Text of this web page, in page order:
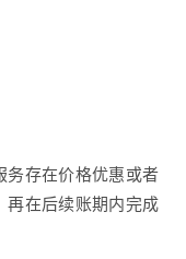
存在价格优惠或者
再在后续账期内完成